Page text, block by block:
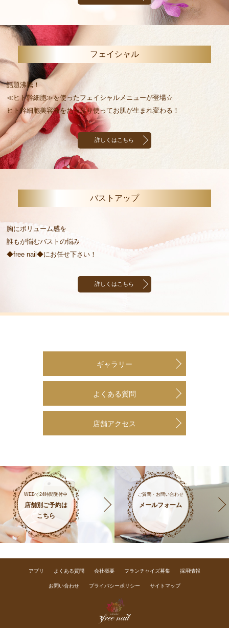
フェイシャル
話題沸騰！
≪ヒト幹細胞≫を使ったフェイシャルメニューが登場☆
ヒト幹細胞美容液をたっぷり使ってお肌が生まれ変わる！
詳しくはこちら
バストアップ
胸にボリューム感を
誰もが悩むバストの悩み
◆free nail◆にお任せ下さい！
詳しくはこちら
ギャラリー
よくある質問
店舗アクセス
WEBで24時間受付中
店舗別ご予約は
こちら
ご質問・お問い合わせ
メールフォーム
アプリ よくある質問 会社概要 フランチャイズ募集 採用情報
お問い合わせ プライバシーポリシー サイトマップ